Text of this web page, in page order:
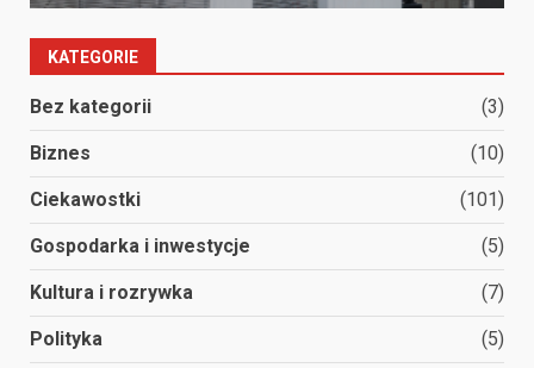
KATEGORIE
Bez kategorii (3)
Biznes (10)
Ciekawostki (101)
Gospodarka i inwestycje (5)
Kultura i rozrywka (7)
Polityka (5)